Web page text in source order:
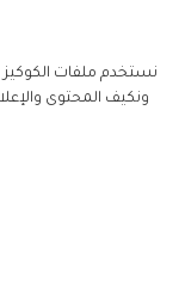
نستخدم ملفات
ونكيف المحتوى